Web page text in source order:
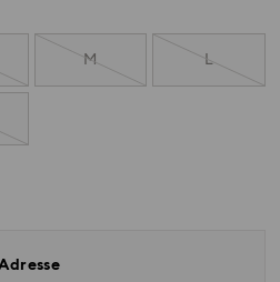
M L